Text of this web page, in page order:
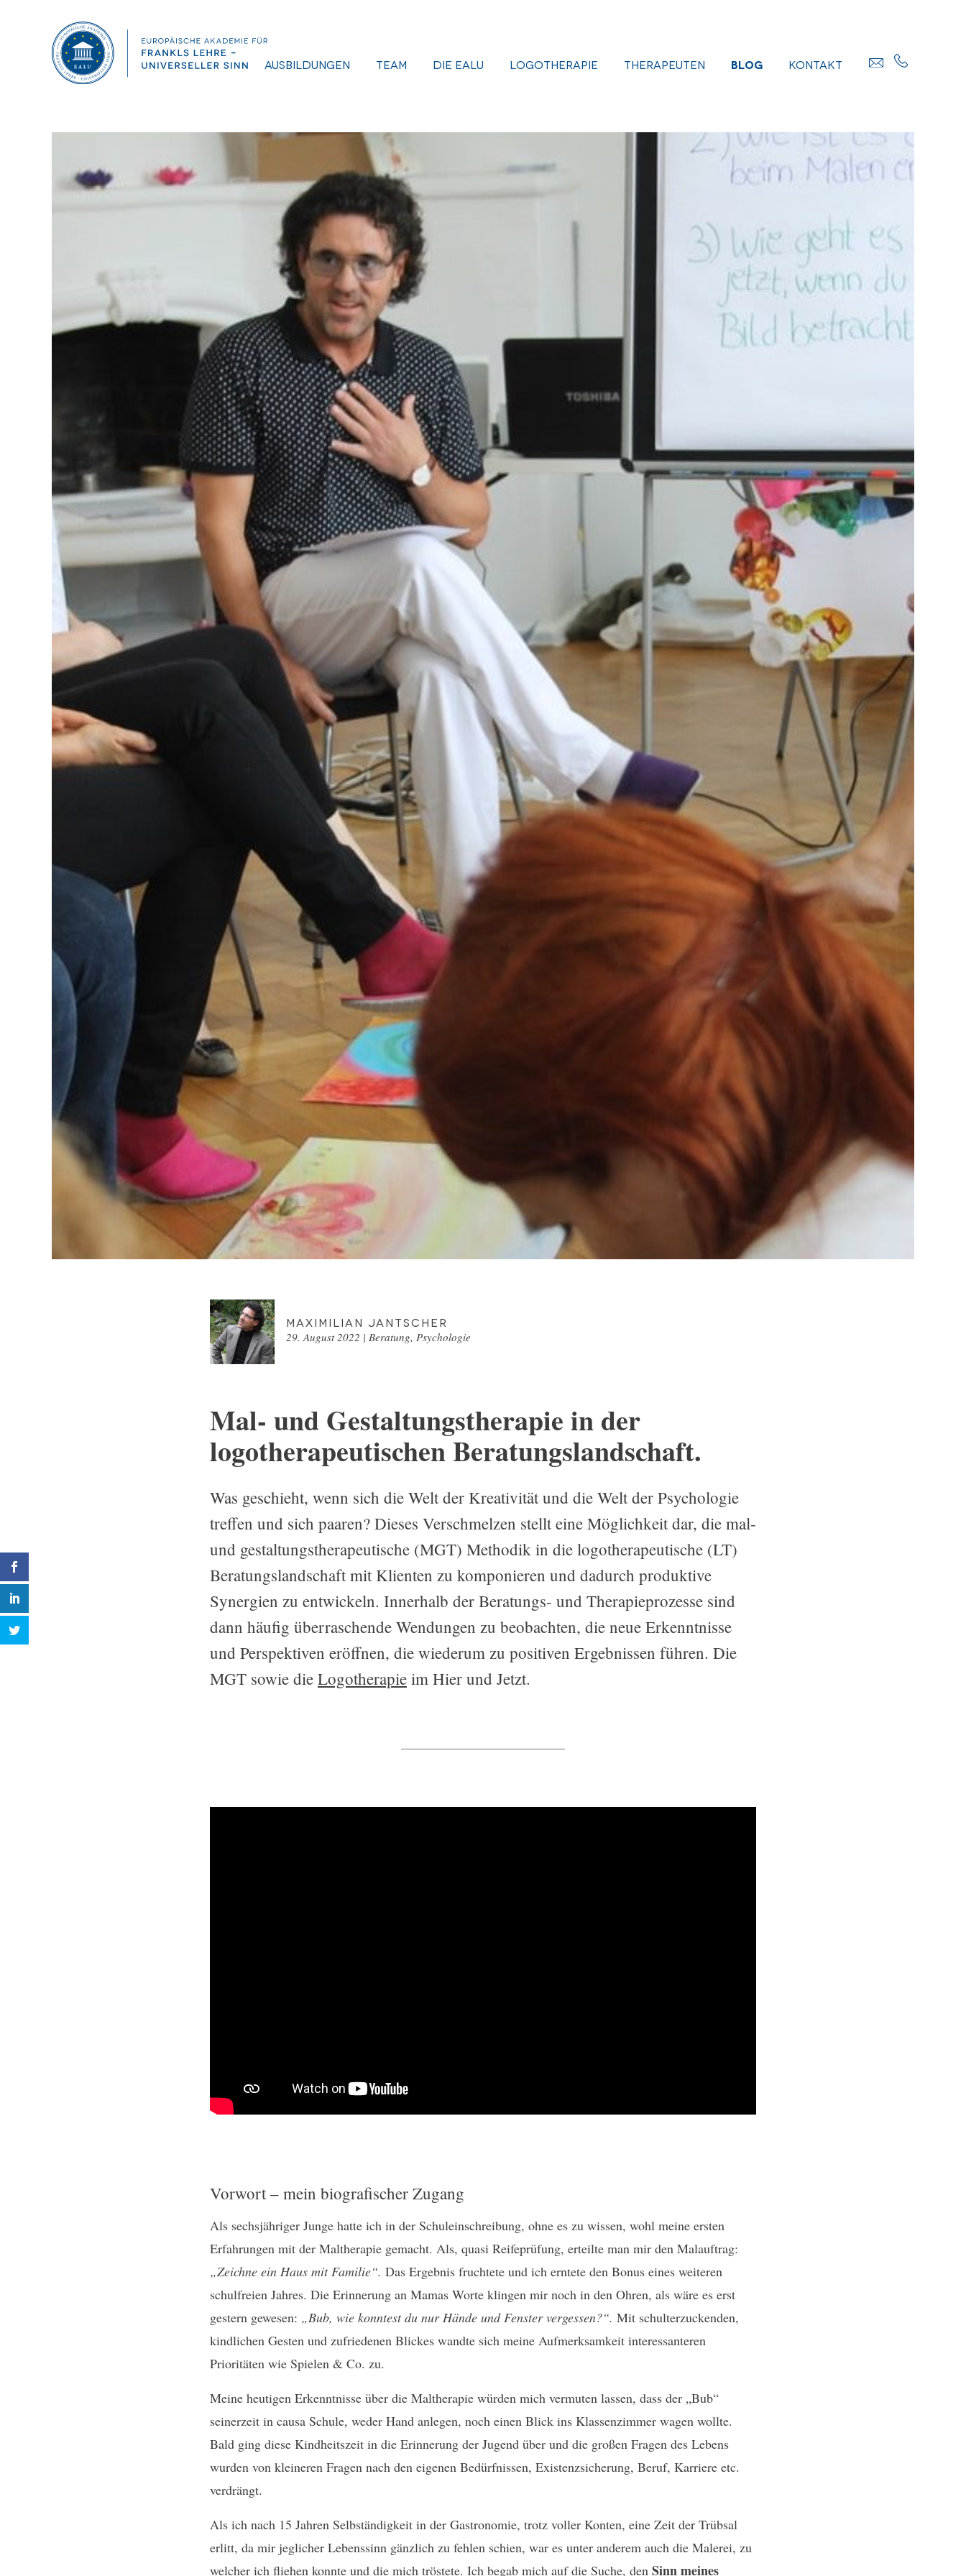
Ausbildungen Team Die EALU Logotherapie Therapeuten Blog Kontakt
Maximilian Jantscher
29. August 2022 | Beratung, Psychologie
Mal- und Gestaltungstherapie in der
logotherapeutischen Beratungslandschaft.
Was geschieht, wenn sich die Welt der Kreativität und die Welt der Psychologie
treffen und sich paaren? Dieses Verschmelzen stellt eine Möglichkeit dar, die mal-
und gestaltungstherapeutische (MGT) Methodik in die logotherapeutische (LT)
Beratungslandschaft mit Klienten zu komponieren und dadurch produktive
Synergien zu entwickeln. Innerhalb der Beratungs- und Therapieprozesse sind
dann häufig überraschende Wendungen zu beobachten, die neue Erkenntnisse
und Perspektiven eröffnen, die wiederum zu positiven Ergebnissen führen. Die
MGT sowie die Logotherapie im Hier und Jetzt.
Vorwort – mein biografischer Zugang
Als sechsjähriger Junge hatte ich in der Schuleinschreibung, ohne es zu wissen, wohl meine ersten
Erfahrungen mit der Maltherapie gemacht. Als, quasi Reifeprüfung, erteilte man mir den Malauftrag:
„Zeichne ein Haus mit Familie“. Das Ergebnis fruchtete und ich erntete den Bonus eines weiteren
schulfreien Jahres. Die Erinnerung an Mamas Worte klingen mir noch in den Ohren, als wäre es erst
gestern gewesen: „Bub, wie konntest du nur Hände und Fenster vergessen?“. Mit schulterzuckenden,
kindlichen Gesten und zufriedenen Blickes wandte sich meine Aufmerksamkeit interessanteren
Prioritäten wie Spielen & Co. zu.
Meine heutigen Erkenntnisse über die Maltherapie würden mich vermuten lassen, dass der „Bub“
seinerzeit in causa Schule, weder Hand anlegen, noch einen Blick ins Klassenzimmer wagen wollte.
Bald ging diese Kindheitszeit in die Erinnerung der Jugend über und die großen Fragen des Lebens
wurden von kleineren Fragen nach den eigenen Bedürfnissen, Existenzsicherung, Beruf, Karriere etc.
verdrängt.
Als ich nach 15 Jahren Selbständigkeit in der Gastronomie, trotz voller Konten, eine Zeit der Trübsal
erlitt, da mir jeglicher Lebenssinn gänzlich zu fehlen schien, war es unter anderem auch die Malerei, zu
welcher ich fliehen konnte und die mich tröstete. Ich begab mich auf die Suche, den Sinn meines